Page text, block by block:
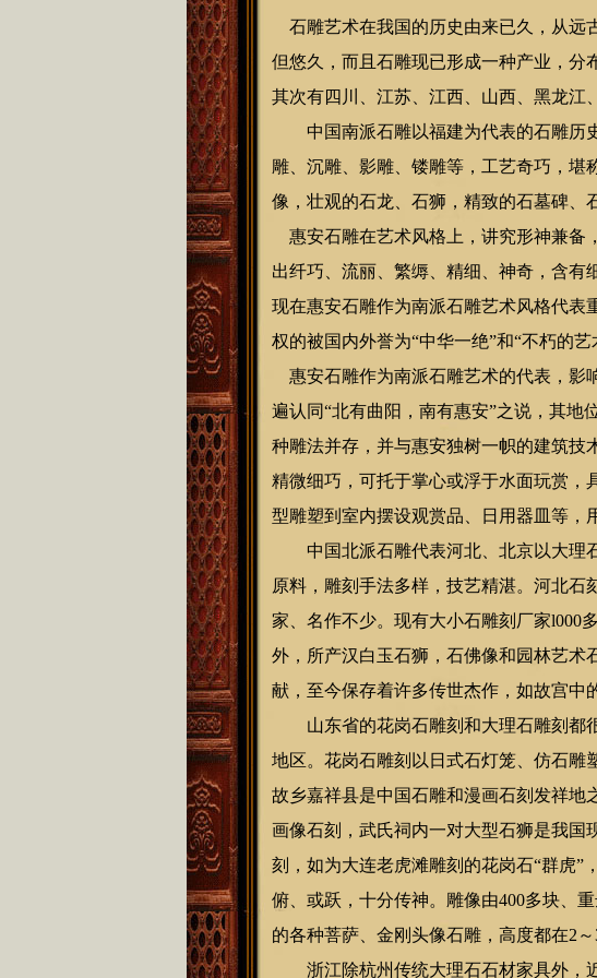
石雕艺术在我国的历史由来已久，从远
但悠久，而且石雕现已形成一种产业，分
其次有四川、江苏、江西、山西、黑龙江
中国南派石雕以福建为代表的石雕历史
雕、沉雕、影雕、镂雕等，工艺奇巧，堪
像，壮观的石龙、石狮，精致的石墓碑、
惠安石雕在艺术风格上，讲究形神兼备
出纤巧、流丽、繁缛、精细、神奇，含
现在惠安石雕作为南派石雕艺术风格代表
权的被国内外誉为“中华一绝”和“不朽的艺
惠安石雕作为南派石雕艺术的代表，影
遍认同“北有曲阳，南有惠安”之说，其地
种雕法并存，并与惠安独树一帜的建筑技
精微细巧，可托于掌心或浮于水面玩赏，
型雕塑到室内摆设观赏品、日用器皿等，
中国北派石雕代表河北、北京以大理石
原料，雕刻手法多样，技艺精湛。河北石
家、名作不少。现有大小石雕刻厂家l000
外，所产汉白玉石狮，石佛像和园林艺术
献，至今保存着许多传世杰作，如故宫
山东省的花岗石雕刻和大理石雕刻都很
地区。花岗石雕刻以日式石灯笼、仿石雕
故乡嘉祥县是中国石雕和漫画石刻发祥地
画像石刻，武氏祠内一对大型石狮是我国
刻，如为大连老虎滩雕刻的花岗石“群虎”
俯、或跃，十分传神。雕像由400多块、
的各种菩萨、金刚头像石雕，高度都在2
浙江除杭州传统大理石石材家具外，近